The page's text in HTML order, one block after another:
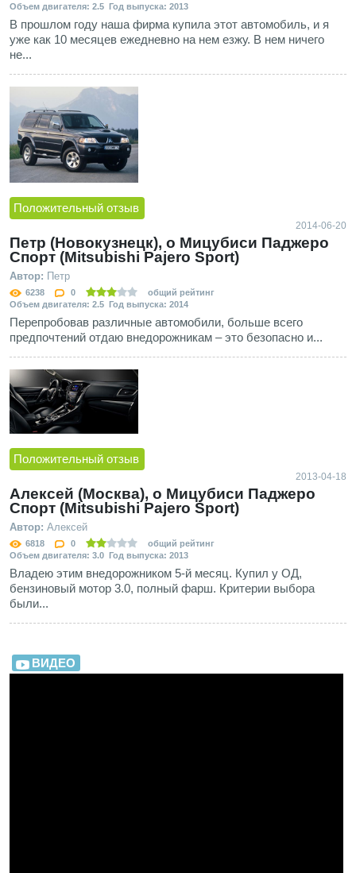
Объем двигателя: 2.5 Год выпуска: 2013
В прошлом году наша фирма купила этот автомобиль, и я
уже как 10 месяцев ежедневно на нем езжу. В нем ничего
не...
Положительный отзыв
2014-06-20
Петр (Новокузнецк), о Мицубиси Паджеро
Спорт (Mitsubishi Pajero Sport)
Автор: Петр
6238 0
общий рейтинг
Объем двигателя: 2.5 Год выпуска: 2014
Перепробовав различные автомобили, больше всего
предпочтений отдаю внедорожникам – это безопасно и...
Положительный отзыв
2013-04-18
Алексей (Москва), о Мицубиси Паджеро
Спорт (Mitsubishi Pajero Sport)
Автор: Алексей
6818 0
общий рейтинг
Объем двигателя: 3.0 Год выпуска: 2013
Владею этим внедорожником 5-й месяц. Купил у ОД,
бензиновый мотор 3.0, полный фарш. Критерии выбора
были...
ВИДЕО